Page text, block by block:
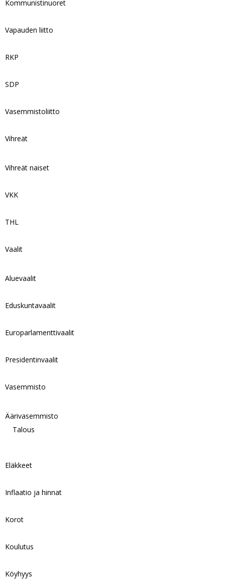
Kommunistinuoret
Vapauden liitto
RKP
SDP
Vasemmistoliitto
Vihreät
Vihreät naiset
VKK
THL
Vaalit
Aluevaalit
Eduskuntavaalit
Europarlamenttivaalit
Presidentinvaalit
Vasemmisto
Äärivasemmisto
Talous
Eläkkeet
Inflaatio ja hinnat
Korot
Koulutus
Köyhyys